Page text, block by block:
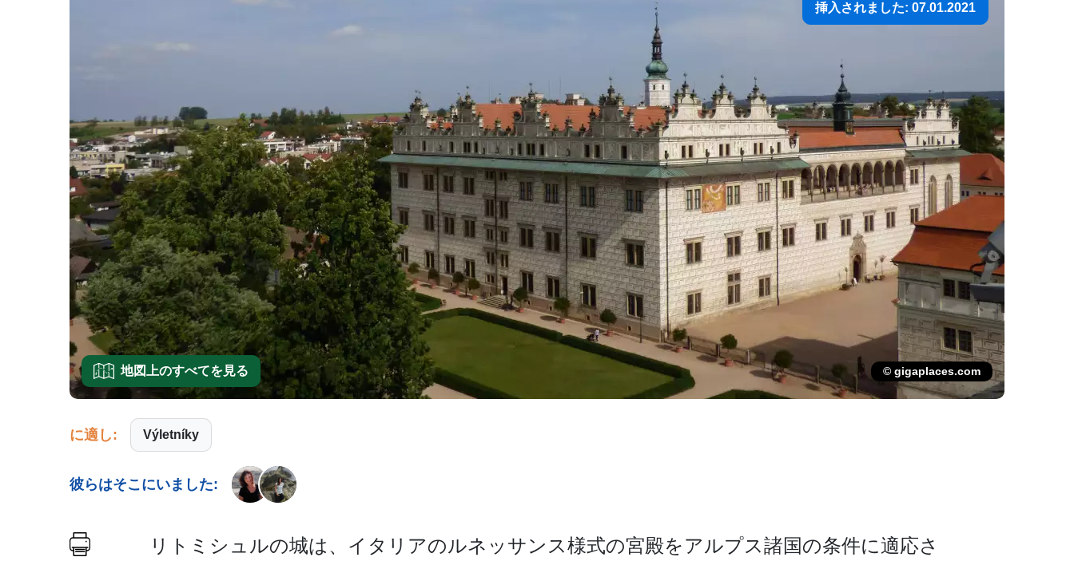
挿入されました: 07.01.2021
地図上のすべてを見る © gigaplaces.com
に適し: Výletníky
彼らはそこにいました:
リトミシュルの城は、イタリ­アのルネッサンス様式の宮殿をアルプス諸国の条件に­適応さ